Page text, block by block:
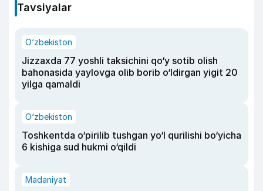
Tavsiyalar
O‘zbekiston
Jizzaxda 77 yoshli taksichini qo‘y sotib olish
bahonasida yaylovga olib borib o‘ldirgan yigit 20
yilga qamaldi
O‘zbekiston
Toshkentda o‘pirilib tushgan yo‘l qurilishi bo‘yicha
6 kishiga sud hukmi o‘qildi
Madaniyat